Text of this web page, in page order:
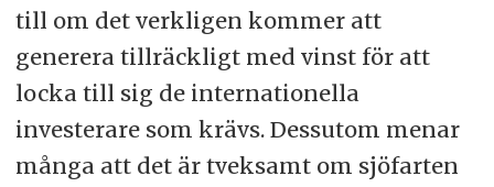
till om det verkligen kommer att
generera tillräckligt med vinst för att
locka till sig de internationella
investerare som krävs. Dessutom menar
många att det är tveksamt om sjöfarten